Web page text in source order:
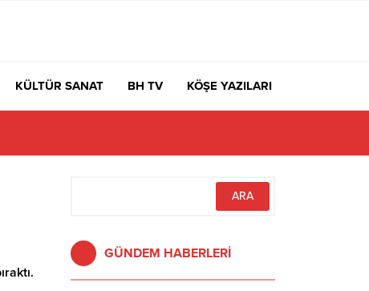
KÜLTÜR SANAT BH TV KÖŞE YAZILARI
GÜNDEM HABERLERİ